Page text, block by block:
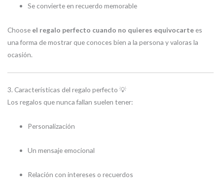
Se convierte en recuerdo memorable
Choose el regalo perfecto cuando no quieres equivocarte es
una forma de mostrar que conoces bien a la persona y valoras la
ocasión.
3. Características del regalo perfecto 💡
Los regalos que nunca fallan suelen tener:
Personalización
Un mensaje emocional
Relación con intereses o recuerdos